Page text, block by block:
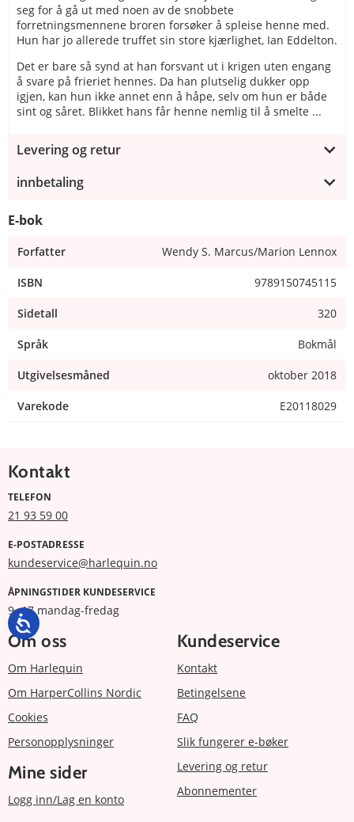
seg for å gå ut med noen av de snobbete
forretningsmennene broren forsøker å spleise henne med.
Hun har jo allerede truffet sin store kjærlighet, Ian Eddelton.
Det er bare så synd at han forsvant ut i krigen uten engang
å svare på frieriet hennes. Da han plutselig dukker opp
igjen, kan hun ikke annet enn å håpe, selv om hun er både
sint og såret. Blikket hans får henne nemlig til å smelte ...
Levering og retur
innbetaling
E-bok
Forfatter Wendy S. Marcus/Marion Lennox
ISBN 9789150745115
Sidetall 320
Språk Bokmål
Utgivelsesmåned oktober 2018
Varekode E20118029
Kontakt
TELEFON
21 93 59 00
E-POSTADRESSE
kundeservice@harlequin.no
ÅPNINGSTIDER KUNDESERVICE
9 -17 mandag-fredag
Om oss
Om Harlequin
Om HarperCollins Nordic
Cookies
Personopplysninger
Mine sider
Logg inn/Lag en konto
Kundeservice
Kontakt
Betingelsene
FAQ
Slik fungerer e-bøker
Levering og retur
Abonnementer